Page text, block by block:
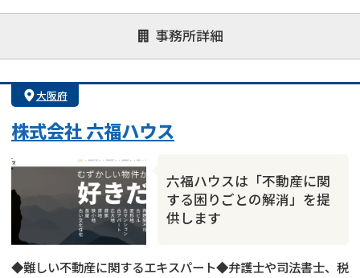
事務所詳細
オンライン面談可能
決済までが早い
1億円以上の買取可
業歴10年以上
業者案件歓迎
士業連携有り
大阪府
株式会社 六福ハウス
六福ハウスは「不動産に関
する困りごとの解消」を提
供します
◆難しい不動産に関するエキスパート◆弁護士や司法書士、税